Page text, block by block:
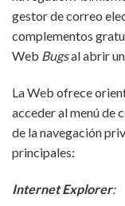
gestor de correo
complementos
Web Bugsal abrir
La Web ofrece
acceder al menú de
de la navegación
principales:
Internet Explorer